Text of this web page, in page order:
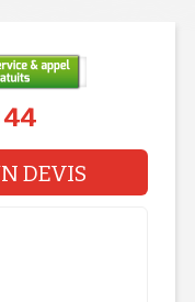
44
DEVIS